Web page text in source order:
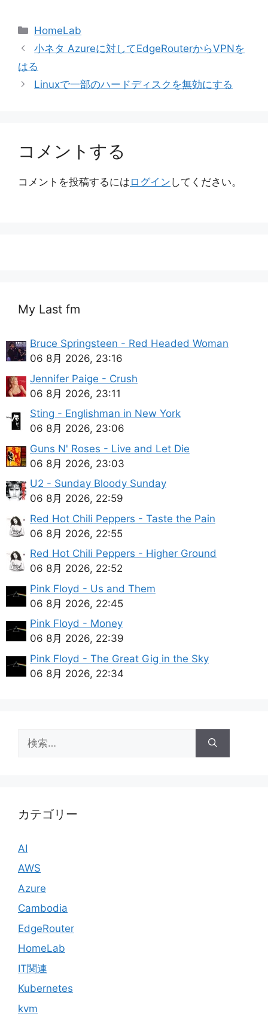
カ
テ
ゴ
リ
ー
HomeLab
小ネタ Azureに対してEdgeRouterからVPNを
はる
Linuxで一部のハードディスクを無効にする
コメントする
コメントを投稿するには ログイン してください。
My Last fm
Bruce Springsteen - Red Headed Woman
06 8月 2026, 23:16
Jennifer Paige - Crush
06 8月 2026, 23:11
Sting - Englishman in New York
06 8月 2026, 23:06
Guns N' Roses - Live and Let Die
06 8月 2026, 23:03
U2 - Sunday Bloody Sunday
06 8月 2026, 22:59
Red Hot Chili Peppers - Taste the Pain
06 8月 2026, 22:55
Red Hot Chili Peppers - Higher Ground
06 8月 2026, 22:52
Pink Floyd - Us and Them
06 8月 2026, 22:45
Pink Floyd - Money
06 8月 2026, 22:39
Pink Floyd - The Great Gig in the Sky
06 8月 2026, 22:34
索:
カテゴリー
AI
AWS
Azure
Cambodia
EdgeRouter
HomeLab
IT関連
Kubernetes
kvm